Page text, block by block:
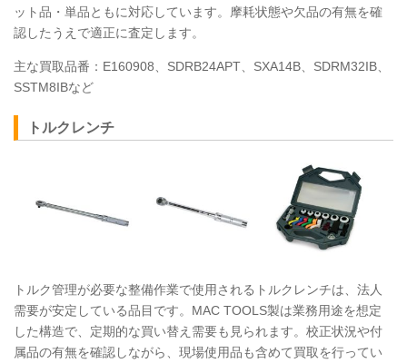
ット品・単品ともに対応しています。摩耗状態や欠品の有無を確
認したうえで適正に査定します。
主な買取品番：E160908、SDRB24APT、SXA14B、SDRM32IB、
SSTM8IBなど
トルクレンチ
トルク管理が必要な整備作業で使用されるトルクレンチは、法人
需要が安定している品目です。MAC TOOLS製は業務用途を想定
した構造で、定期的な買い替え需要も見られます。校正状況や付
属品の有無を確認しながら、現場使用品も含めて買取を行ってい